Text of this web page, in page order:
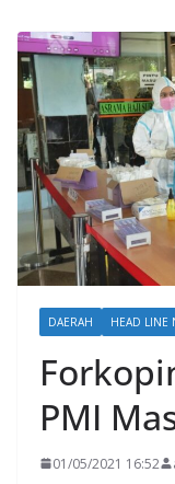
DAERAH HEAD LINE
PMI
01/05/2021 16:52